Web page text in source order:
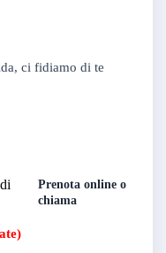
ci fidiamo di te
Prenota online o
chiama